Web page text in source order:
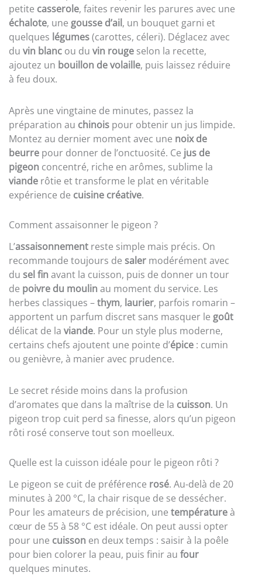
petite casserole, faites revenir les parures avec une
échalote, une gousse d’ail, un bouquet garni et
quelques légumes(carottes, céleri). Déglacez avec
du vin blanc ou du vin rouge selon la recette,
ajoutez un bouillon de volaille, puis laissez réduire
à feu doux.
Après une vingtaine de minutes, passez la
préparation au chinois pour obtenir un jus limpide.
Montez au dernier moment avec une noix de
beurre pour donner de l’onctuosité. Ce jus de
pigeon concentré, riche en arômes, sublime la
viande rôtie et transforme le plat en véritable
expérience de cuisine créative.
Comment assaisonner le pigeon ?
L’assaisonnement reste simple mais précis. On
recommande toujours de saler modérément avec
du sel fin avant la cuisson, puis de donner un tour
de poivre du moulin au moment du service. Les
herbes classiques –thym, laurier, parfois romarin –
apportent un parfum discret sans masquer le goût
délicat de la viande. Pour un style plus moderne,
certains chefs ajoutent une pointe d’épice : cumin
ou genièvre, à manier avec prudence.
Le secret réside moins dans la profusion
d’aromates que dans la maîtrise de la cuisson. Un
pigeon trop cuit perd sa finesse, alors qu’un pigeon
rôti rosé conserve tout son moelleux.
Quelle est la cuisson idéale pour le pigeon rôti ?
Le pigeon se cuit de préférence rosé. Au-delà de 20
minutes à 200 °C, la chair risque de se dessécher.
Pour les amateurs de précision, une températureà
cœur de 55 à 58 °C est idéale. On peut aussi opter
pour une cuisson en deux temps : saisir à la poêle
pour bien colorer la peau, puis finir au four
quelques minutes.